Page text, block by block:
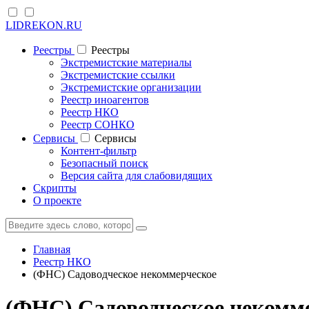
LIDREKON.RU
Реестры
Реестры
Экстремистские материалы
Экстремистские ссылки
Экстремистские организации
Реестр иноагентов
Реестр НКО
Реестр СОНКО
Cервисы
Cервисы
Контент-фильтр
Безопасный поиск
Версия сайта для слабовидящих
Скрипты
О проекте
Главная
Реестр НКО
(ФНС) Садоводческое некоммерческое